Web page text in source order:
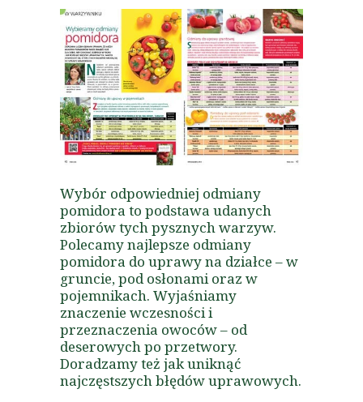
Wybór odpowiedniej odmiany
pomidora to podstawa udanych
zbiorów tych pysznych warzyw.
Polecamy najlepsze odmiany
pomidora do uprawy na działce – w
gruncie, pod osłonami oraz w
pojemnikach. Wyjaśniamy
znaczenie wczesności i
przeznaczenia owoców – od
deserowych po przetwory.
Doradzamy też jak uniknąć
najczęstszych błędów uprawowych.